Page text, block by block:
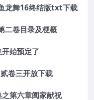
龙舞16终结版txt下载
二卷目录及梗概
始预定了
卷三开放下载
第六章阖家献祝